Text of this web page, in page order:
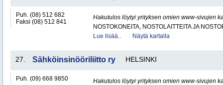
Puh. (08) 512 682
Faksi (08) 512 841
Hakutulos löytyi yrityksen omien www-sivujen
NOSTOKONEITA, NOSTOLAITTEITA JA
Lue lisää..
Näytä kartalla
27. Sähköinsinööriliitto ry HELSINKI
Puh. (09) 668 9850
Hakutulos löytyi yrityksen omien www-sivujen